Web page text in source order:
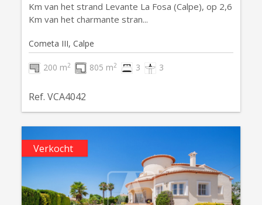
Km van het strand Levante La Fosa (Calpe), op 2,6
Km van het charmante stran...
Cometa III, Calpe
200 m2 805 m2 3 3
Ref. VCA4042
Verkocht